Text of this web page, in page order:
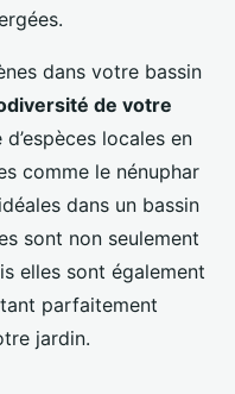
dans votre bassin
de votre
locales en
comme le nénuphar
dans un bassin
sont non seulement
elles sont également
parfaitement
jardin.